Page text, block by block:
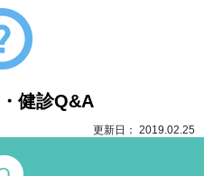
健診Q&A
更新日： 2019.02.25